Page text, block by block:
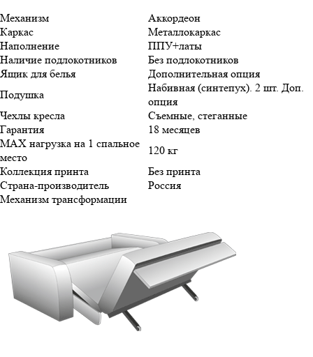
Механизм
Аккордеон
Каркас
Металлокаркас
Наполнение
ППУ+латы
Наличие подлокотников
Без подлокотников
Ящик для белья
Дополнительная опция
Подушка
Набивная (синтепух). 2 шт. Доп.
опция
Чехлы кресла
Съемные, стеганные
Гарантия
18 месяцев
MAX нагрузка на 1 спальное
место
120 кг
Коллекция принта
Без принта
Страна-производитель
Россия
Механизм трансформации